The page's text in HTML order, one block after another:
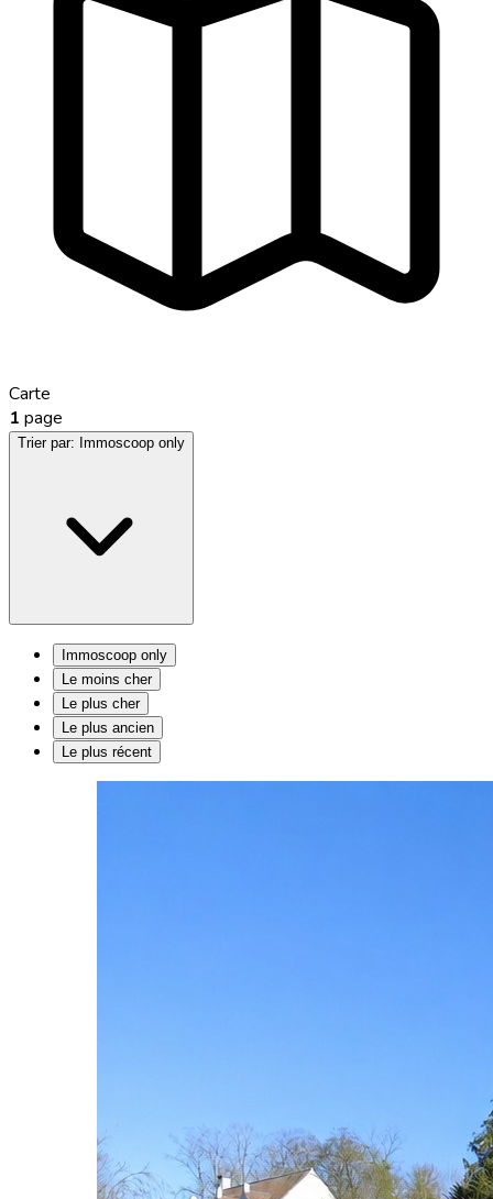
Carte
1 page
Trier par: Immoscoop only
Immoscoop only
Le moins cher
Le plus cher
Le plus ancien
Le plus récent